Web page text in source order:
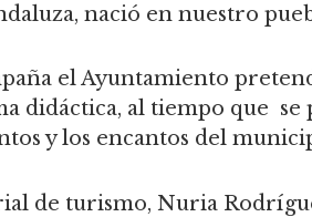
nació en nuestro
el Ayuntamiento
didáctica, al tiempo que
y los encantos del
de turismo, Nuria